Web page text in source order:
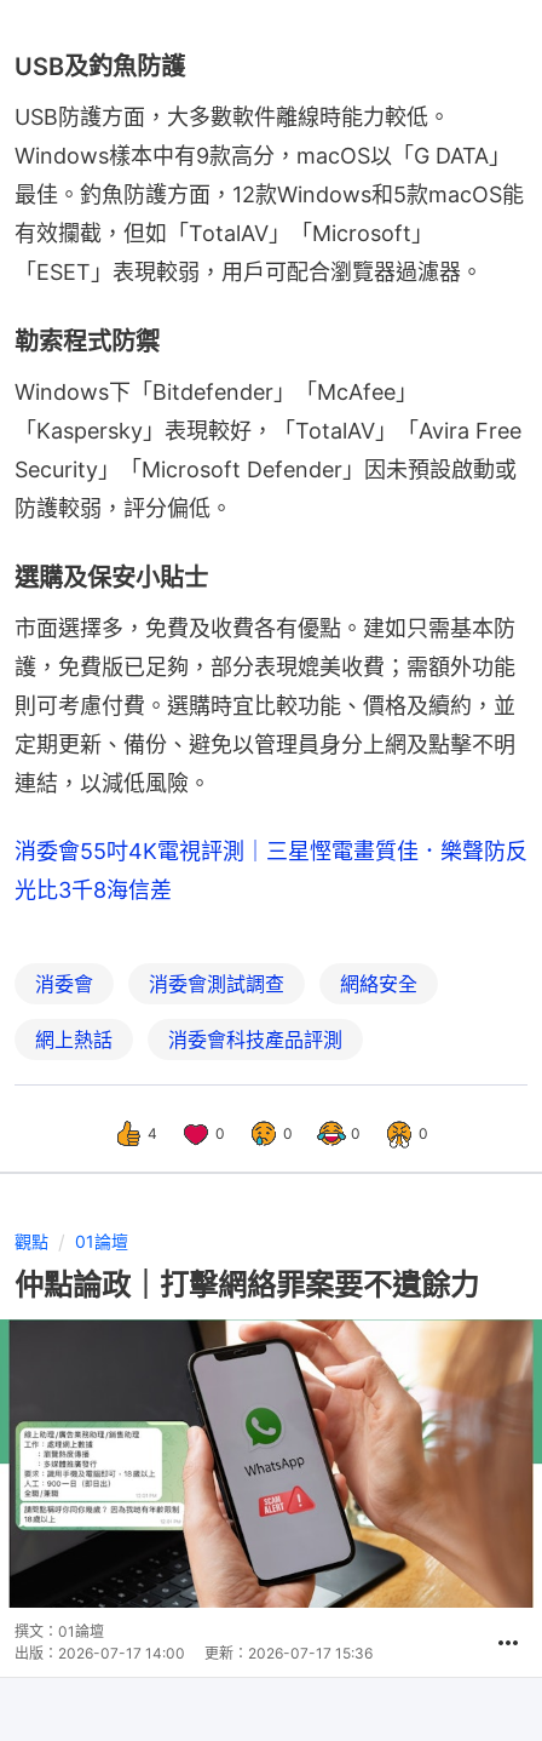
USB及釣魚防護
USB防護方面，大多數軟件離線時能力較低。
Windows樣本中有9款高分，macOS以「G DATA」
最佳。釣魚防護方面，12款Windows和5款macOS能
有效攔截，但如「TotalAV」「Microsoft」
「ESET」表現較弱，用戶可配合瀏覽器過濾器。
勒索程式防禦
Windows下「Bitdefender」「McAfee」
「Kaspersky」表現較好，「TotalAV」「Avira Free
Security」「Microsoft Defender」因未預設啟動或
防護較弱，評分偏低。
選購及保安小貼士
市面選擇多，免費及收費各有優點。建如只需基本防
護，免費版已足夠，部分表現媲美收費；需額外功能
則可考慮付費。選購時宜比較功能、價格及續約，並
定期更新、備份、避免以管理員身分上網及點擊不明
連結，以減低風險。
消委會55吋4K電視評測｜三星慳電畫質佳．樂聲防反
光比3千8海信差
消委會 消委會測試調查 網絡安全
網上熱話 消委會科技產品評測
4 0 0 0 0
觀點 01論壇
仲點論政｜打擊網絡罪案要不遺餘力
撰文： 01論壇
出版： 2026-07-17 14:00 更新： 2026-07-17 15:36